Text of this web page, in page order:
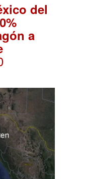
del
a